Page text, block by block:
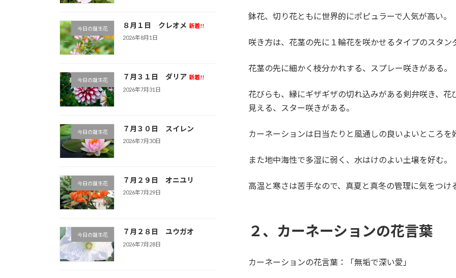
鉢花、切り花ともに世界的にポピュラーで人気が高い。
咲き方は、花茎の先に１輪花を咲かせるタイプのスタン
花茎の先に細かく枝分かれする、スプレー咲きがある。
花びらも、縁にギザギザの切れ込みがある剣弁咲き、
見える、スター咲きがある。
カーネーションは日当たりと風通しの良いよいところを
また地中海性で多湿に弱く、水はけのよい土壌を好む。
高温と寒さは苦手なので、真夏と真冬の管理に気をつけ
２、カーネーションの花言葉
カーネーションの花言葉：「無垢で深い愛」
今日の誕生花 ８月１日 クレオメ 新着!!
2026年8月1日
今日の誕生花 ７月３１日 ダリア 新着!!
2026年7月31日
今日の誕生花 ７月３０日 スイレン
2026年7月30日
今日の誕生花 ７月２９日 オニユリ
2026年7月29日
今日の誕生花 ７月２８日 ユウガオ
2026年7月28日